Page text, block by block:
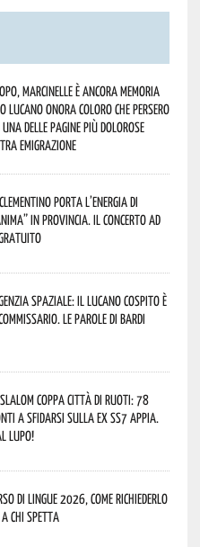
Marcinelle è ancora memoria
Lucano onora coloro che persero
delle pagine più dolorose
emigrazione
porta l’energia di
in provincia. Il concerto ad
Spaziale: il lucano Cospito è
Le parole di Bardi
Coppa Città di Ruoti: 78
a sfidarsi sulla ex SS7 Appia.
lupo!
di lingue 2026, come richiederlo
a chi spetta